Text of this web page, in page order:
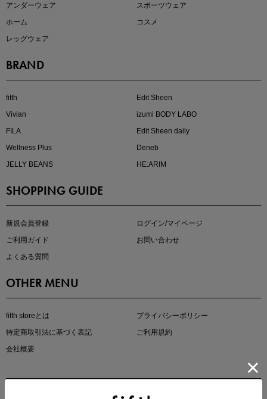
大人の着映えアイテム5選
マストバイアイテム
アンダーウェア
スポーツウェア
ホーム
コスメ
レッグウェア
BRAND
fifth
Edit Sheen
Vivian
izumi BODY LABO
FILA
Edit Sheen daily
Wellness Plus
Deneb
JELLY BEANS
HE:ARIM
SHOPPING GUIDE
新規会員登録
ログイン/マイページ
ご利用ガイド
お問い合わせ
よくある質問
OTHER MENU
fifth storeとは
プライバシーポリシー
特定商取引法に基づく表記
ご利用規約
会社概要